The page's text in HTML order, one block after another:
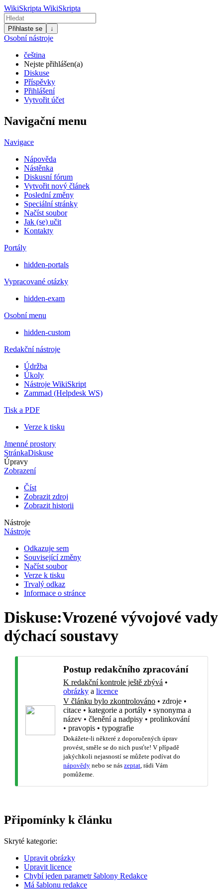
WikiSkripta WikiSkripta
Přihlaste se ↓
Osobní nástroje
čeština
Nejste přihlášen(a)
Diskuse
Příspěvky
Přihlášení
Vytvořit účet
Navigační menu
Navigace
Nápověda
Nástěnka
Diskusní fórum
Vytvořit nový článek
Poslední změny
Speciální stránky
Načíst soubor
Jak (se) učit
Kontakty
Portály
hidden-portals
Vypracované otázky
hidden-exam
Osobní menu
hidden-custom
Redakční nástroje
Údržba
Úkoly
Nástroje WikiSkript
Zammad (Helpdesk WS)
Tisk a PDF
Verze k tisku
Jmenné prostory
StránkaDiskuse
Úpravy
Zobrazení
Číst
Zobrazit zdroj
Zobrazit historii
Nástroje
Nástroje
Odkazuje sem
Související změny
Načíst soubor
Verze k tisku
Trvalý odkaz
Informace o stránce
Diskuse:Vrozené vývojové vady
dýchací soustavy
Postup redakčního zpracování
K redakční kontrole ještě zbývá •
obrázky a licence
V článku bylo zkontrolováno • zdroje •
citace • kategorie a portály • synonyma a
název • členění a nadpisy • prolinkování
• pravopis • typografie
Dokážete-li některé z doporučených úprav
provést, směle se do nich pusťte! V případě
jakýchkoli nejasností se můžete podívat do
nápovědy nebo se nás zeptat , rádi Vám
pomůžeme.
Připomínky k článku
Skryté kategorie:
Upravit obrázky
Upravit licence
Chybí jeden parametr šablony Redakce
Má šablonu redakce